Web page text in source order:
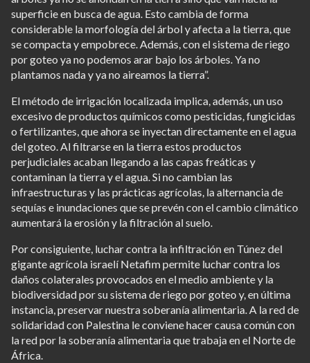
superficie en busca de agua. Esto cambia de forma
considerable la morfología del árbol y afecta a la tierra, que
se compacta y empobrece. Además, con el sistema de riego
por goteo ya no podemos arar bajo los árboles. Ya no
plantamos nada y ya no aireamos la tierra”.
El método de irrigación localizada implica, además, un uso
excesivo de productos químicos como pesticidas, fungicidas
o fertilizantes, que ahora se inyectan directamente en el agua
del goteo. Al filtrarse en la tierra estos productos
perjudiciales acaban llegando a las capas freáticas y
contaminan la tierra y el agua. Si no cambian las
infraestructuras y las prácticas agrícolas, la alternancia de
sequías e inundaciones que se prevén con el cambio climático
aumentará la erosión y la filtración al suelo.
Por consiguiente, luchar contra la infiltración en Túnez del
gigante agrícola israelí Netafim permite luchar contra los
daños colaterales provocados en el medio ambiente y la
biodiversidad por su sistema de riego por goteo y, en última
instancia, preservar nuestra soberanía alimentaria. A la red de
solidaridad con Palestina le conviene hacer causa común con
la red por la soberanía alimentaria que trabaja en el Norte de
África.